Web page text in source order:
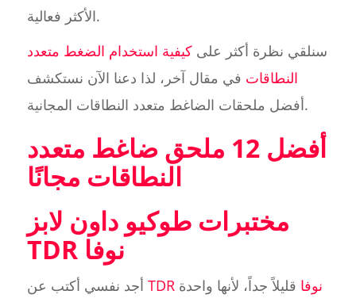
الأكثر فعالية.
سنلقي نظرة أكثر علىكيفية استخدام الضغط متعدد
النطاقات في مقال آخر، لذا دعنا الآن نستكشف
أفضل ملحقات الضاغط متعدد النطاقات المجانية.
أفضل 12 ملحق ضاغط متعدد
النطاقات مجانًا
مختبرات طوكيو داون لابز
TDR نوفا
TDR نوفا قليلاً جداً، لأنها واحدة